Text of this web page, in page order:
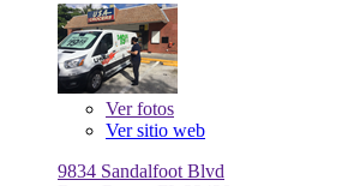
Verfotos
Ver sitio web
9834 Sandalfoot Blvd